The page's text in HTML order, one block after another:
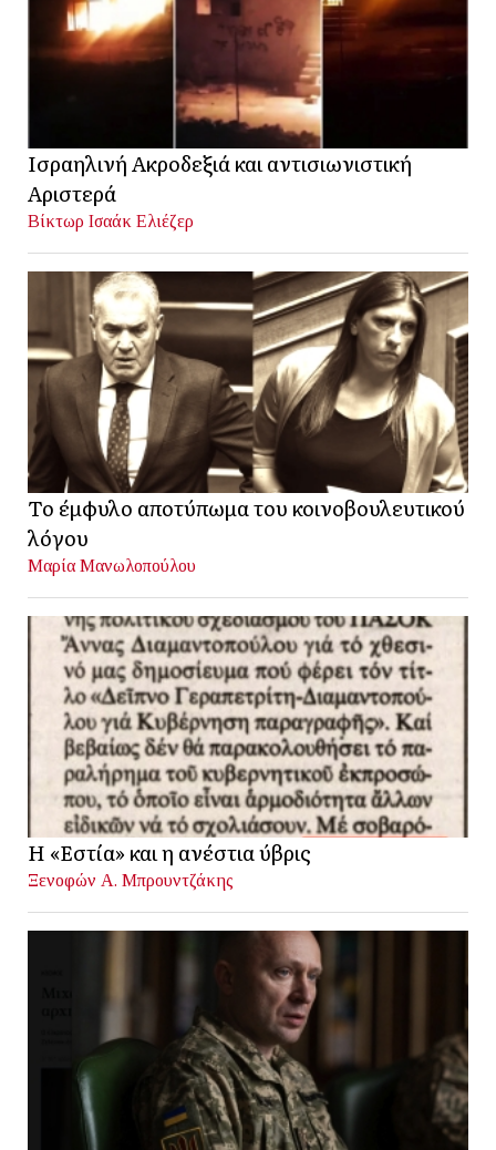
Ισραηλινή Ακροδεξιά και αντισιωνιστική
Αριστερά
Βίκτωρ Ισαάκ Ελιέζερ
Το έμφυλο αποτύπωμα του κοινοβουλευτικού
λόγου
Μαρία Μανωλοπούλου
Η «Εστία» και η ανέστια ύβρις
Ξενοφών Α. Μπρουντζάκης